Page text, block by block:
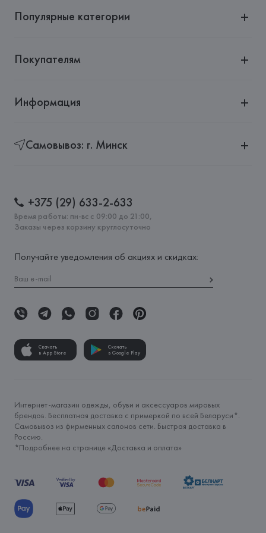
Популярные категории
Покупателям
Информация
Самовывоз: г. Минск
+375 (29) 633-2-633
Время работы: пн-вс с 09:00 до 21:00,
Заказы через корзину круглосуточно
Получайте уведомления об акциях и скидках:
Скачать
в App Store
Скачать
в Google Play
Интернет-магазин одежды, обуви и аксессуаров мировых
брендов. Бесплатная доставка с примеркой по всей Беларуси*.
Самовывоз из фирменных салонов сети. Быстрая доставка в
Россию.
*Подробнее на странице «Доставка и оплата»